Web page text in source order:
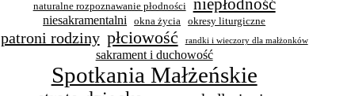
naturalne rozpoznawanie płodności niepłodność
niesakramentalni okna życia okresy liturgiczne
patroni rodziny płciowość randki i wieczory dla małżonków
sakrament i duchowość
Spotkania Małżeńskie